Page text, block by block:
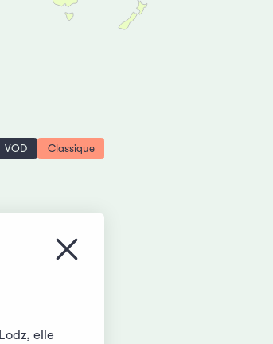
VOD Classique
Fermer le menu
elle